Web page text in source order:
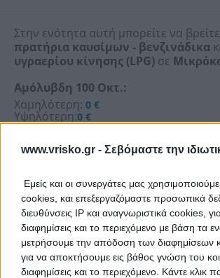
www.vrisko.gr - Σεβόμαστε την
Εμείς και οι συνεργάτες μας
cookies, και επεξεργαζόμαστε προσωπικά
διευθύνσεις IP και αναγνωριστικά cookies,
διαφημίσεις και το περιεχόμενο με βάση τα
μετρήσουμε την απόδοση των διαφημίσεων
για να αποκτήσουμε εις βάθος γνώση του
διαφημίσεις και το περιεχόμενο. Κάντε κλικ
Στην ενότητα αυτή μπορείτε να
πρατήρια καυσίμων - βενζινάδικα
υγραερίου κίνησης (LPG) σε
Αμόλυβδη 100 Οκτ.:
Χαμηλότερη: 0 €
Υψηλότερη:0 €
Μέση:0 €
Σχετικές
Πετρελαιοειδή - Εταιρίες &
Πλυντήρια ΑυτοκινήτωνΠρατήρια
Ανταλλακτικά Αυτοκινήτων
Βουλκανιζατέρ Ελαστικών